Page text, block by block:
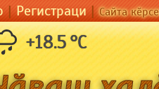
|Регистраци|Сайта
+18.5 °C